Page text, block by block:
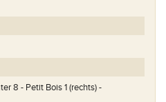
8 - Petit Bois 1 (rechts) -